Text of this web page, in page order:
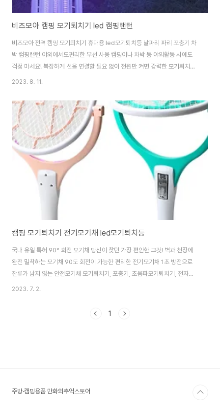
비즈모아 캠핑 모기퇴치기 led 캠핑랜턴
비즈모아 전격 캠핑 모기퇴치기 휴대용 led모기퇴치등 날파리 파리 포충기 차
박 캠핑랜턴 야외에서도편리한 무선 사용 캠핑이나 차박 등 야외활동 시에도
걱정 마세요! 복잡하게 선을 연결할 필요 없이 전원만 켜면 강력한 모기퇴치와
함께 은은한 조명 효과를 동시에 즐길 수 있습니다. ​ 공간을 크게 차지하지 않아
건진지 사용가능합니다 보조배터리 사용가능합니다 휴대폰 충전기 사용가능
합니다 ​ 캠핑가셔서 AA사이즈 건전저로 사용하셔도 되고 아니면 가지고계신
AA사이즈 충전용 건전지 충전해놓았다가 캠핑가셔서 사용가능합니다 보조배
터리 사용가능합니다
https://smartstore.naver.com/treebook1/products/85204403..
2023. 8. 11.
캠핑 모기퇴치기 전기모기채 led모기퇴치등
국내 유일 특허 90° 회전 모기채 당신이 찾던 가장 편안한 그것! 벽과 천장에
완전 밀착하는 모기채 90도 회전이 가능한 편리한 전기모기채 1초 방전으로
잔류가 남지 않는 안전모기채 모기퇴치기, 포충기, 초음파모기퇴치기, 전자모
기퇴치기, 벌레퇴치기, 포충등, led모기퇴치등
2023. 7. 2.
1
주방·캠핑용품 만화의추억스토어